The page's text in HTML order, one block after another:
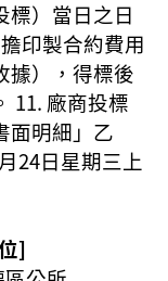
標）當日之日
印製合約費用
據），得標後
11. 廠商投標
面明細」乙
24日星期三上
]